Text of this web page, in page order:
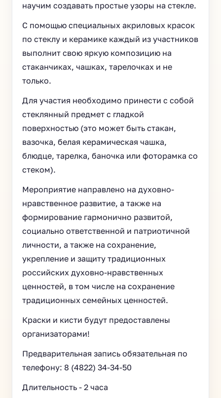
научим создавать простые узоры на стекле.
С помощью специальных акриловых красок
по стеклу и керамике каждый из участников
выполнит свою яркую композицию на
стаканчиках, чашках, тарелочках и не
только.
Для участия необходимо принести с собой
стеклянный предмет с гладкой
поверхностью (это может быть стакан,
вазочка, белая керамическая чашка,
блюдце, тарелка, баночка или фоторамка со
стеком).
Мероприятие направлено на духовно-
нравственное развитие, а также на
формирование гармонично развитой,
социально ответственной и патриотичной
личности, а также на сохранение,
укрепление и защиту традиционных
российских духовно-нравственных
ценностей, в том числе на сохранение
традиционных семейных ценностей.
Краски и кисти будут предоставлены
организаторами!
Предварительная запись обязательная по
телефону: 8 (4822) 34-34-50
Длительность - 2 часа